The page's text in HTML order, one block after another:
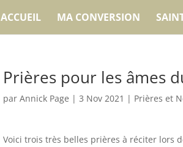
ACCUEIL MA CONVERSION
Prières pour les âmes
parAnnick Page |3 Nov 2021 | Prières et
Voici trois très belles prières à réciter lors